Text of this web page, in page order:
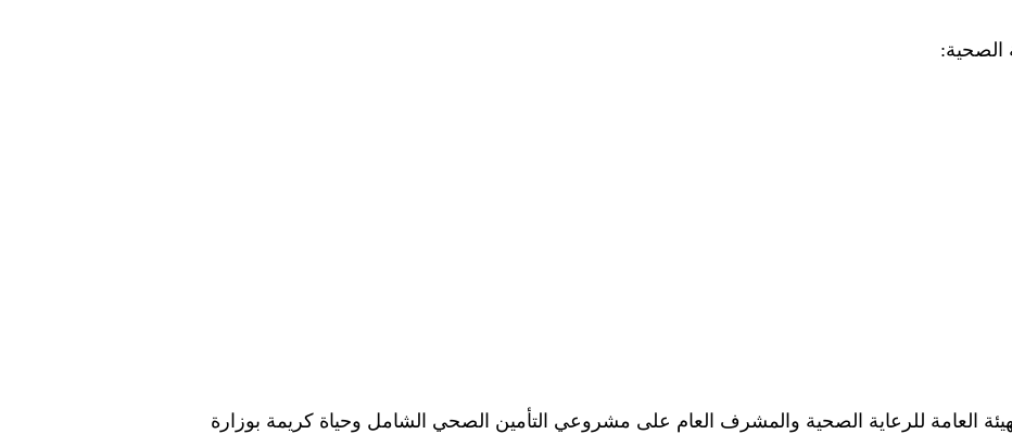
الصحية:
العامة للرعاية الصحية والمشرف العام على مشروعي التأمين الصحي الشامل وحياة كريمة بوزارة